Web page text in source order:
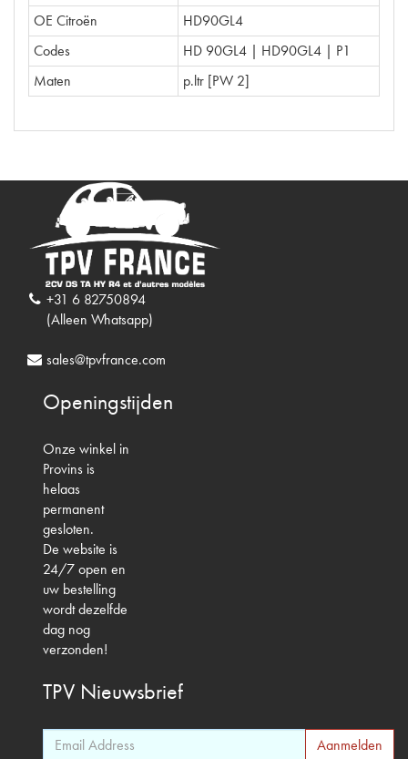
OE Citroën
HD90GL4
Codes
HD 90GL4 | HD90GL4 | P1
Maten
p.ltr [PW 2]
+31 6 82750894
(Alleen Whatsapp)
sales@tpvfrance.com
Openingstijden
Onze winkel in
Provins is
helaas
permanent
gesloten.
De website is
24/7 open en
uw bestelling
wordt dezelfde
dag nog
verzonden!
TPV Nieuwsbrief